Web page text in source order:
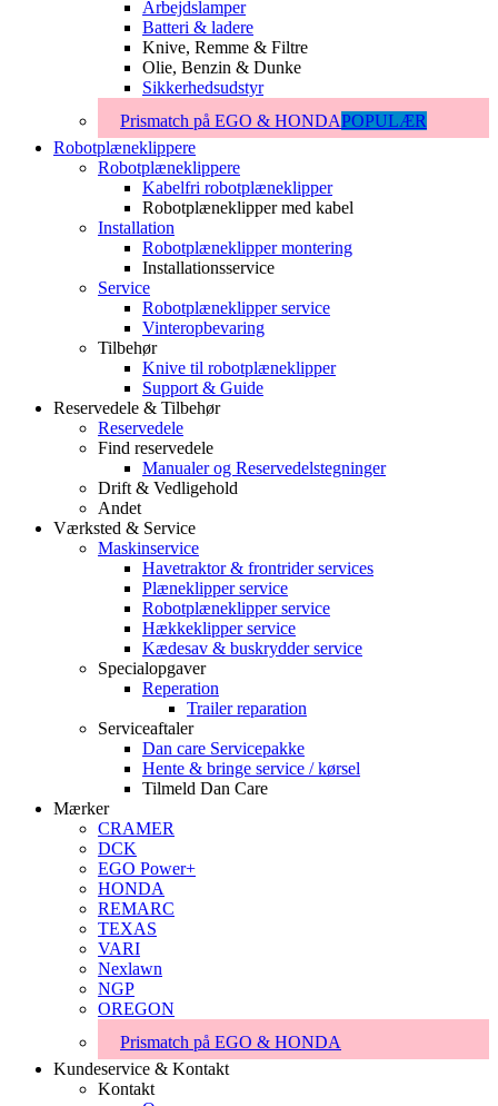
Arbejdslamper
Batteri & ladere
Knive, Remme & Filtre
Olie, Benzin & Dunke
Sikkerhedsudstyr
Prismatch på EGO & HONDAPOPULÆR
Robotplæneklippere
Robotplæneklippere
Kabelfri robotplæneklipper
Robotplæneklipper med kabel
Installation
Robotplæneklipper montering
Installationsservice
Service
Robotplæneklipper service
Vinteropbevaring
Tilbehør
Knive til robotplæneklipper
Support & Guide
Reservedele & Tilbehør
Reservedele
Find reservedele
Manualer og Reservedelstegninger
Drift & Vedligehold
Andet
Værksted & Service
Maskinservice
Havetraktor & frontrider services
Plæneklipper service
Robotplæneklipper service
Hækkeklipper service
Kædesav & buskrydder service
Specialopgaver
Reperation
Trailer reparation
Serviceaftaler
Dan care Servicepakke
Hente & bringe service / kørsel
Tilmeld Dan Care
Mærker
CRAMER
DCK
EGO Power+
HONDA
REMARC
TEXAS
VARI
Nexlawn
NGP
OREGON
Prismatch på EGO & HONDA
Kundeservice & Kontakt
Kontakt